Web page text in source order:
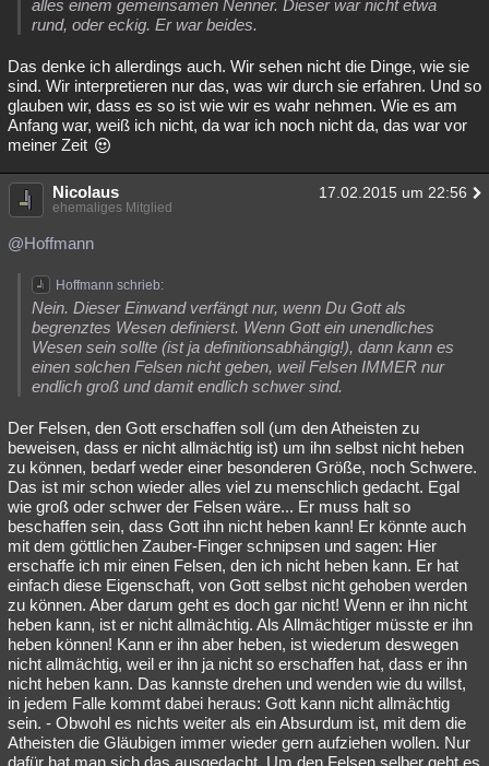
alles einem gemeinsamen Nenner. Dieser war nicht etwa
rund, oder eckig. Er war beides.
Das denke ich allerdings auch. Wir sehen nicht die Dinge, wie sie
sind. Wir interpretieren nur das, was wir durch sie erfahren. Und so
glauben wir, dass es so ist wie wir es wahr nehmen. Wie es am
Anfang war, weiß ich nicht, da war ich noch nicht da, das war vor
meiner Zeit
Nicolaus 17.02.2015 um 22:56
ehemaliges Mitglied
@Hoffmann
Hoffmann schrieb:
Nein. Dieser Einwand verfängt nur, wenn Du Gott als
begrenztes Wesen definierst. Wenn Gott ein unendliches
Wesen sein sollte (ist ja definitionsabhängig!), dann kann es
einen solchen Felsen nicht geben, weil Felsen IMMER nur
endlich groß und damit endlich schwer sind.
Der Felsen, den Gott erschaffen soll (um den Atheisten zu
beweisen, dass er nicht allmächtig ist) um ihn selbst nicht heben
zu können, bedarf weder einer besonderen Größe, noch Schwere.
Das ist mir schon wieder alles viel zu menschlich gedacht. Egal
wie groß oder schwer der Felsen wäre... Er muss halt so
beschaffen sein, dass Gott ihn nicht heben kann! Er könnte auch
mit dem göttlichen Zauber-Finger schnipsen und sagen: Hier
erschaffe ich mir einen Felsen, den ich nicht heben kann. Er hat
einfach diese Eigenschaft, von Gott selbst nicht gehoben werden
zu können. Aber darum geht es doch gar nicht! Wenn er ihn nicht
heben kann, ist er nicht allmächtig. Als Allmächtiger müsste er ihn
heben können! Kann er ihn aber heben, ist wiederum deswegen
nicht allmächtig, weil er ihn ja nicht so erschaffen hat, dass er ihn
nicht heben kann. Das kannste drehen und wenden wie du willst,
in jedem Falle kommt dabei heraus: Gott kann nicht allmächtig
sein. - Obwohl es nichts weiter als ein Absurdum ist, mit dem die
Atheisten die Gläubigen immer wieder gern aufziehen wollen. Nur
dafür hat man sich das ausgedacht. Um den Felsen selber geht es